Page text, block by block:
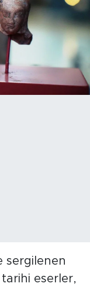
sergilenen
eserler,